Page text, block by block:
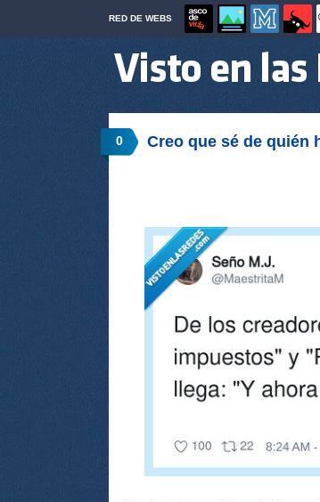
RED DE WEBS
0 Creo que sé de quién